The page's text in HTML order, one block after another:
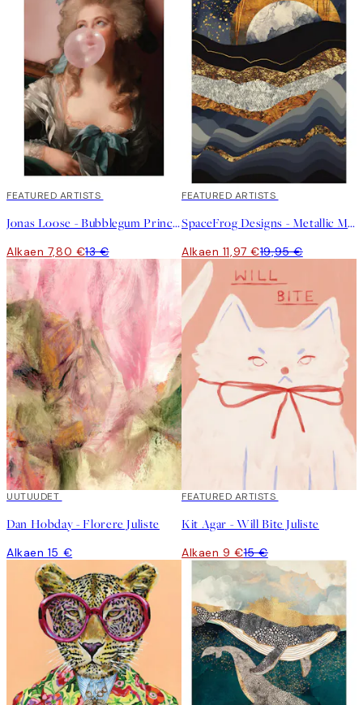
40%*
FEATURED ARTISTS
Jonas Loose - Bubblegum Princess Juliste
Alkaen 7,80 €13 €
40%*
FEATURED ARTISTS
SpaceFrog Designs - Metallic Mountains Juliste
Alkaen 11,97 €19,95 €
UUTUUDET
Dan Hobday - Florere Juliste
Alkaen 15 €
40%*
FEATURED ARTISTS
Kit Agar - Will Bite Juliste
Alkaen 9 €15 €